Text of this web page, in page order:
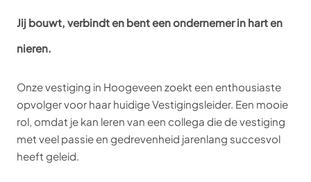
Jij bouwt, verbindt en bent een ondernemer in hart en
nieren.
Onze vestiging in Hoogeveen zoekt een enthousiaste
opvolger voor haar huidige Vestigingsleider. Een mooie
rol, omdat je kan leren van een collega die de vestiging
met veel passie en gedrevenheid jarenlang succesvol
heeft geleid.